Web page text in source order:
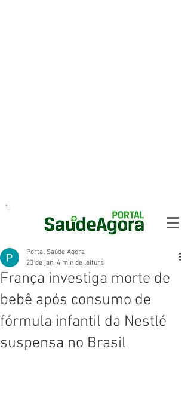
França investiga morte de
bebê após consumo de
fórmula infantil da Nestlé
suspensa no Brasil
Portal Saúde Agora
23 de jan. 4 min de leitura